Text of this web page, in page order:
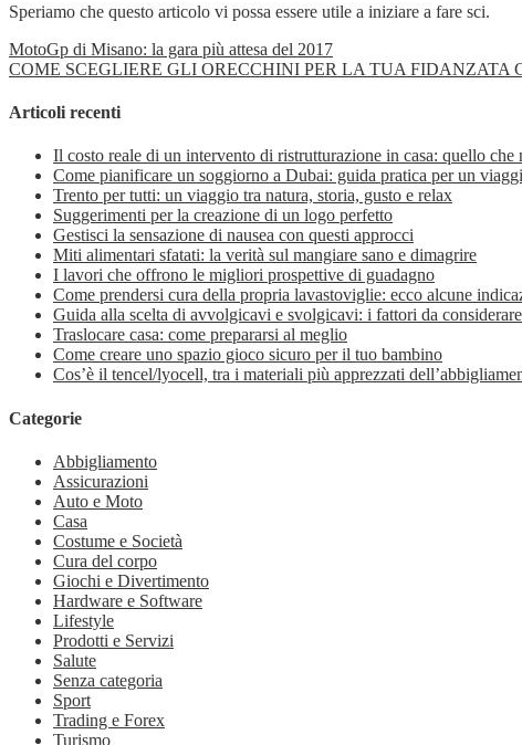
Speriamo che questo articolo vi possa essere utile a iniziare a fare sci.
MotoGp di Misano: la gara più attesa del 2017
COME SCEGLIERE GLI ORECCHINI PER LA TUA
Articoli recenti
Il costo reale di un intervento di ristrutturazione in casa: quello che
Come pianificare un soggiorno a Dubai: guida pratica per un
Trento per tutti: un viaggio tra natura, storia, gusto e relax
Suggerimenti per la creazione di un logo perfetto
Gestisci la sensazione di nausea con questi approcci
Miti alimentari sfatati: la verità sul mangiare sano e dimagrire
I lavori che offrono le migliori prospettive di guadagno
Come prendersi cura della propria lavastoviglie: ecco alcune
Guida alla scelta di avvolgicavi e svolgicavi: i fattori da
Traslocare casa: come prepararsi al meglio
Come creare uno spazio gioco sicuro per il tuo bambino
Cos’è il tencel/lyocell, tra i materiali più apprezzati
Categorie
Abbigliamento
Assicurazioni
Auto e Moto
Casa
Costume e Società
Cura del corpo
Giochi e Divertimento
Hardware e Software
Lifestyle
Prodotti e Servizi
Salute
Senza categoria
Sport
Trading e Forex
Turismo